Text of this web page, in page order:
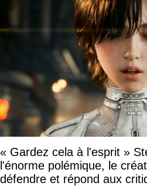
« Gardez cela à l'esprit »
l'énorme polémique, le
défendre et répond aux